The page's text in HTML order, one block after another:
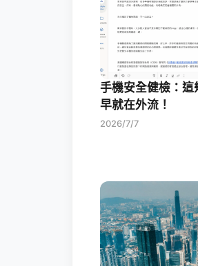
手機安全健檢：
早就在外流！
2026/7/7